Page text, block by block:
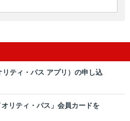
ティ・パス アプリ）の申し込
リティ・パス」会員カードを